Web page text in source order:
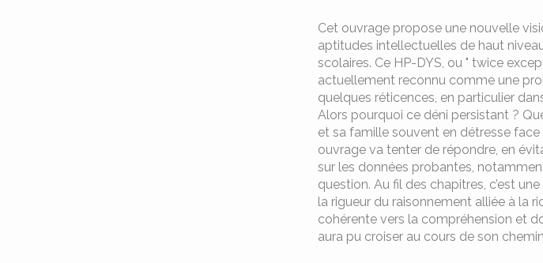
Cet ouvrage propose une nouvelle
aptitudes intellectuelles de haut
scolaires. Ce HP-DYS, ou " twice
actuellement reconnu comme une
quelques réticences, en particulier
Alors pourquoi ce déni persistant ?
et sa famille souvent en détresse
ouvrage va tenter de répondre, en
sur les données probantes,
question. Au fil des chapitres, c’est
la rigueur du raisonnement alliée à la
cohérente vers la compréhension et
aura pu croiser au cours de son